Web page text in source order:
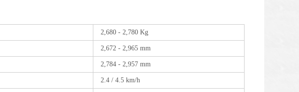
2,680 - 2,780 Kg
2,672 - 2,965 mm
2,784 - 2,957 mm
2.4 / 4.5 km/h